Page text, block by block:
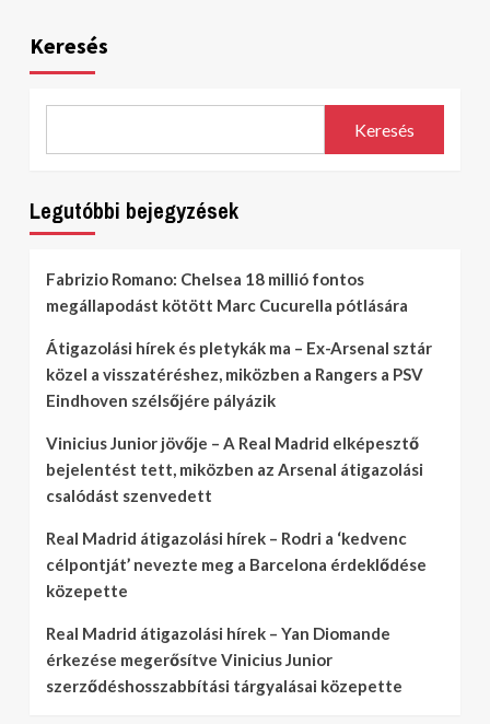
Keresés
Keresés
Legutóbbi bejegyzések
Fabrizio Romano: Chelsea 18 millió fontos
megállapodást kötött Marc Cucurella pótlására
Átigazolási hírek és pletykák ma – Ex-Arsenal sztár
közel a visszatéréshez, miközben a Rangers a PSV
Eindhoven szélsőjére pályázik
Vinicius Junior jövője – A Real Madrid elképesztő
bejelentést tett, miközben az Arsenal átigazolási
csalódást szenvedett
Real Madrid átigazolási hírek – Rodri a ‘kedvenc
célpontját’ nevezte meg a Barcelona érdeklődése
közepette
Real Madrid átigazolási hírek – Yan Diomande
érkezése megerősítve Vinicius Junior
szerződéshosszabbítási tárgyalásai közepette